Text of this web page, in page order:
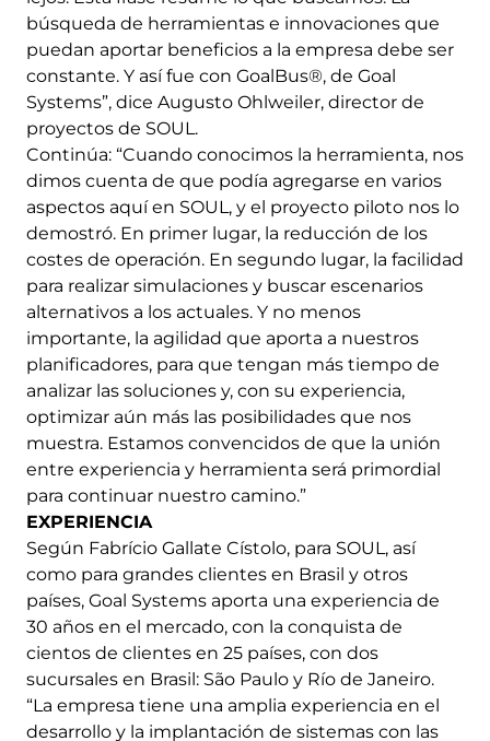
búsqueda de herramientas e innovaciones que
puedan aportar beneficios a la empresa debe ser
constante. Y así fue con GoalBus®, de Goal
Systems”, dice Augusto Ohlweiler, director de
proyectos de SOUL.
Continúa: “Cuando conocimos la herramienta, nos
dimos cuenta de que podía agregarse en varios
aspectos aquí en SOUL, y el proyecto piloto nos lo
demostró. En primer lugar, la reducción de los
costes de operación. En segundo lugar, la facilidad
para realizar simulaciones y buscar escenarios
alternativos a los actuales. Y no menos
importante, la agilidad que aporta a nuestros
planificadores, para que tengan más tiempo de
analizar las soluciones y, con su experiencia,
optimizar aún más las posibilidades que nos
muestra. Estamos convencidos de que la unión
entre experiencia y herramienta será primordial
para continuar nuestro camino.”
EXPERIENCIA
Según Fabrício Gallate Cístolo, para SOUL, así
como para grandes clientes en Brasil y otros
países, Goal Systems aporta una experiencia de
30 años en el mercado, con la conquista de
cientos de clientes en 25 países, con dos
sucursales en Brasil: São Paulo y Río de Janeiro.
“La empresa tiene una amplia experiencia en el
desarrollo y la implantación de sistemas con las